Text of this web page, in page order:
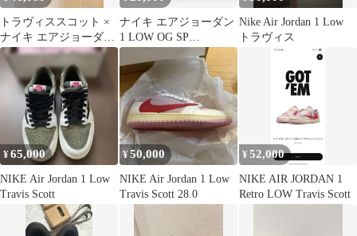
トラヴィススコット ×
ナイキ エアジョーダン
1 ロー
ナイキ エアジョーダン
1 LOW OG SP
TD×TRAVIS SCOTT
Nike Air Jordan 1 Low
トラヴィス
¥65,000
NIKE Air Jordan 1 Low
Travis Scott
¥50,000
NIKE Air Jordan 1 Low
Travis Scott 28.0
¥52,000
NIKE AIR JORDAN 1
Retro LOW Travis Scott